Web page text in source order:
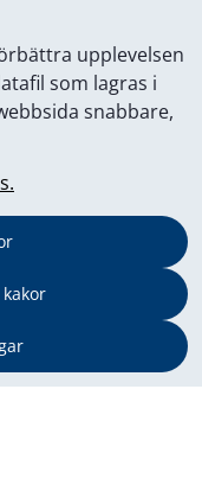
upplevelsen
som lagras i
snabbare,